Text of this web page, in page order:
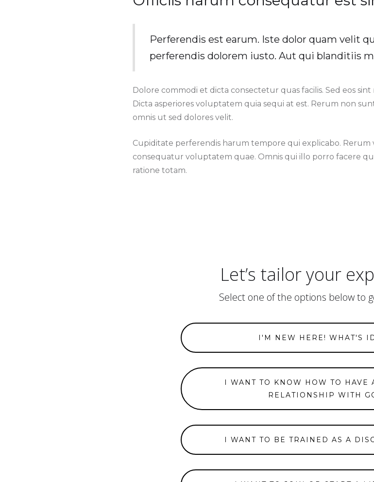
Perferendis est earum. Iste dolor quam velit
perferendis dolorem iusto. Aut qui blanditiis
Dolore commodi et dicta consectetur quas facilis. Sed eos
Dicta asperiores voluptatem quia sequi at est. Rerum non
omnis ut sed dolores velit.
Cupiditate perferendis harum tempore qui explicabo.
consequatur voluptatem quae. Omnis qui illo porro facere
ratione totam.
Let’s tailor your
Select one of the options below to
I'M NEW HERE! WHAT'S
I WANT TO KNOW HOW TO HAVE
RELATIONSHIP WITH
I WANT TO BE TRAINED AS A